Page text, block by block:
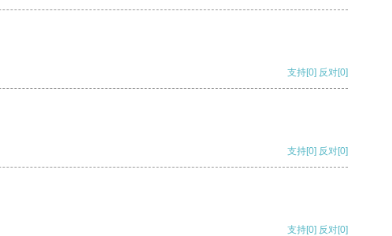
支持[0] 反对[0]
支持[0] 反对[0]
支持[0] 反对[0]